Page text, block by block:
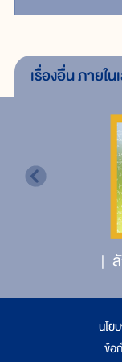
เรื่องอื่นภายใน
นโย
ข้อ